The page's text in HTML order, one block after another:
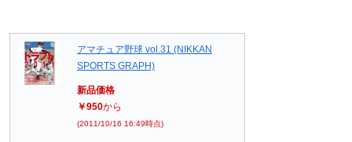
アマチュア野球 vol.31 (NIKKAN
SPORTS GRAPH)
新品価格
￥950から
(2011/10/16 16:49時点)